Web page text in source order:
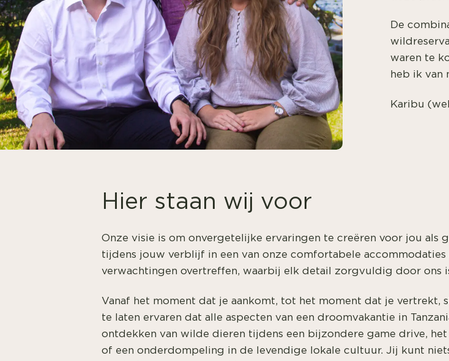
De
waren te
heb ik van
Karibu
Hier staan wij voor
Onze visie is om onvergetelijke ervaringen te creëren voor jou als
tijdens jouw verblijf in een van onze comfortabele accommodaties
verwachtingen overtreffen, waarbij elk detail zorgvuldig door ons
Vanaf het moment dat je aankomt, tot het moment dat je vertrekt,
te laten ervaren dat alle aspecten van een droomvakantie in
ontdekken van wilde dieren tijdens een bijzondere game drive,
of een onderdompeling in de levendige lokale cultuur. Jij kunt